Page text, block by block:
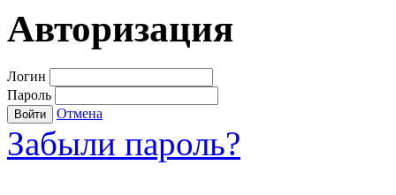
Авторизация
Логин
Пароль
Войти Отмена
Забыли пароль?